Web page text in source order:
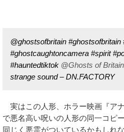
@ghostsofbritain #ghostsofbritain
#ghostcaughtoncamera #spirit
#hauntedtiktok @Ghosts of Britain
strange sound – DN.FACTORY
実はこの人形、ホラー映画『ア
で悪名高い呪いの人形の同一コピ
同じく悪霊がついているかもしれ